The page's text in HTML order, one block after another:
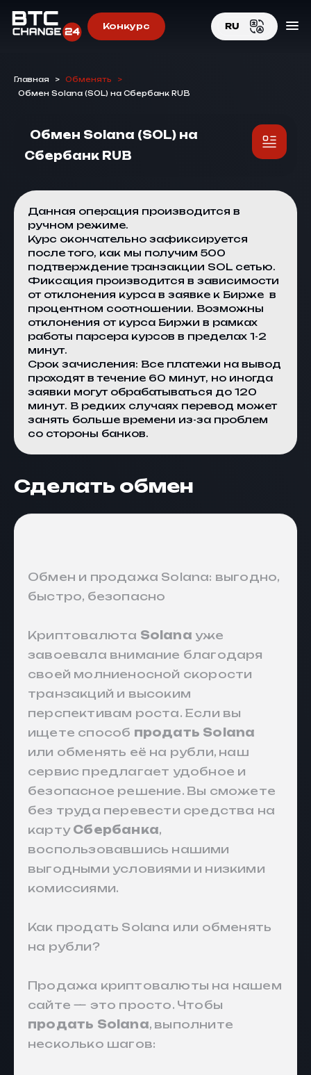
Конкурс RU
Главная > Обменять
>
Обмен Solana (SOL) на Сбербанк RUB
Обмен Solana (SOL) на
Сбербанк RUB
Данная операция производится в
ручном режиме.
Курс окончательно зафиксируется
после того, как мы получим 500
подтверждение транзакции SOL сетью.
Фиксация производится в зависимости
от отклонения курса в заявке к Бирже в
процентном соотношении. Возможны
отклонения от курса Биржи в рамках
работы парсера курсов в пределах 1-2
минут.
Срок зачисления: Все платежи на вывод
проходят в течение 60 минут, но иногда
заявки могут обрабатываться до 120
минут. В редких случаях перевод может
занять больше времени из-за проблем
со стороны банков.
Сделать обмен
Обмен и продажа Solana: выгодно,
быстро, безопасно
Криптовалюта Solana уже
завоевала внимание благодаря
своей молниеносной скорости
транзакций и высоким
перспективам роста. Если вы
ищете способ продать Solana
или обменять её на рубли, наш
сервис предлагает удобное и
безопасное решение. Вы сможете
без труда перевести средства на
карту Сбербанка,
воспользовавшись нашими
выгодными условиями и низкими
комиссиями.
Как продать Solana или обменять
на рубли?
Продажа криптовалюты на нашем
сайте — это просто. Чтобы
продать Solana, выполните
несколько шагов: